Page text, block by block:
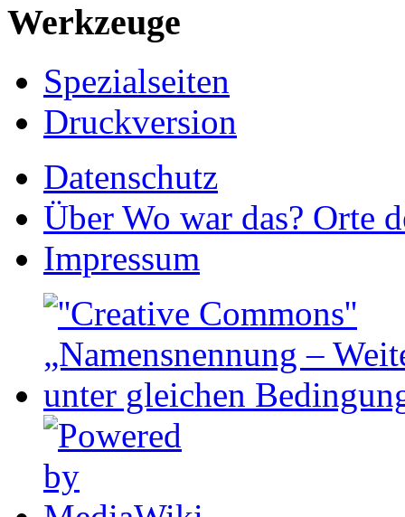
Werkzeuge
Spezialseiten
Druckversion
Datenschutz
Über Wo war das? Orte
Impressum